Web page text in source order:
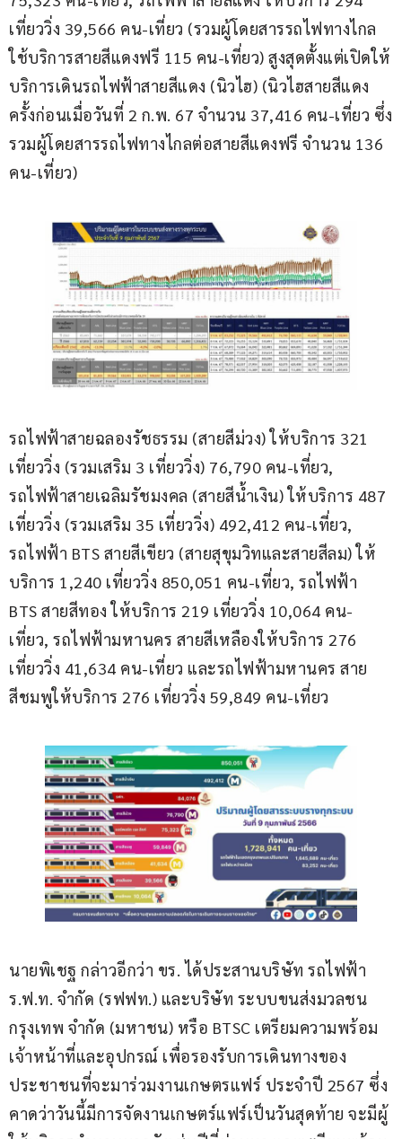
เที่ยววิ่ง 39,566 คน-เที่ยว (รวมผู้โดยสารรถไฟทางไกล
ใช้บริการสายสีแดงฟรี 115 คน-เที่ยว) สูงสุดตั้งแต่เปิดให้
บริการเดินรถไฟฟ้าสายสีแดง (นิวไฮ) (นิวไฮสายสีแดง
ครั้งก่อนเมื่อวันที่ 2 ก.พ. 67 จำนวน 37,416 คน-เที่ยว ซึ่ง
รวมผู้โดยสารรถไฟทางไกลต่อสายสีแดงฟรี จำนวน 136
คน-เที่ยว)
รถไฟฟ้าสายฉลองรัชธรรม (สายสีม่วง) ให้บริการ 321
เที่ยววิ่ง (รวมเสริม 3 เที่ยววิ่ง) 76,790 คน-เที่ยว,
รถไฟฟ้าสายเฉลิมรัชมงคล (สายสีน้ำเงิน) ให้บริการ 487
เที่ยววิ่ง (รวมเสริม 35 เที่ยววิ่ง) 492,412 คน-เที่ยว,
รถไฟฟ้า BTS สายสีเขียว (สายสุขุมวิทและสายสีลม) ให้
บริการ 1,240 เที่ยววิ่ง 850,051 คน-เที่ยว, รถไฟฟ้า
BTS สายสีทอง ให้บริการ 219 เที่ยววิ่ง 10,064 คน-
เที่ยว, รถไฟฟ้ามหานคร สายสีเหลืองให้บริการ 276
เที่ยววิ่ง 41,634 คน-เที่ยว และรถไฟฟ้ามหานคร สาย
สีชมพูให้บริการ 276 เที่ยววิ่ง 59,849 คน-เที่ยว
นายพิเชฐ กล่าวอีกว่า ขร. ได้ประสานบริษัท รถไฟฟ้า
ร.ฟ.ท. จำกัด (รฟฟท.) และบริษัท ระบบขนส่งมวลชน
กรุงเทพ จำกัด (มหาชน) หรือ BTSC เตรียมความพร้อม
เจ้าหน้าที่และอุปกรณ์ เพื่อรองรับการเดินทางของ
ประชาชนที่จะมาร่วมงานเกษตรแฟร์ ประจำปี 2567 ซึ่ง
คาดว่าวันนี้มีการจัดงานเกษตร์แฟร์เป็นวันสุดท้าย จะมีผู้